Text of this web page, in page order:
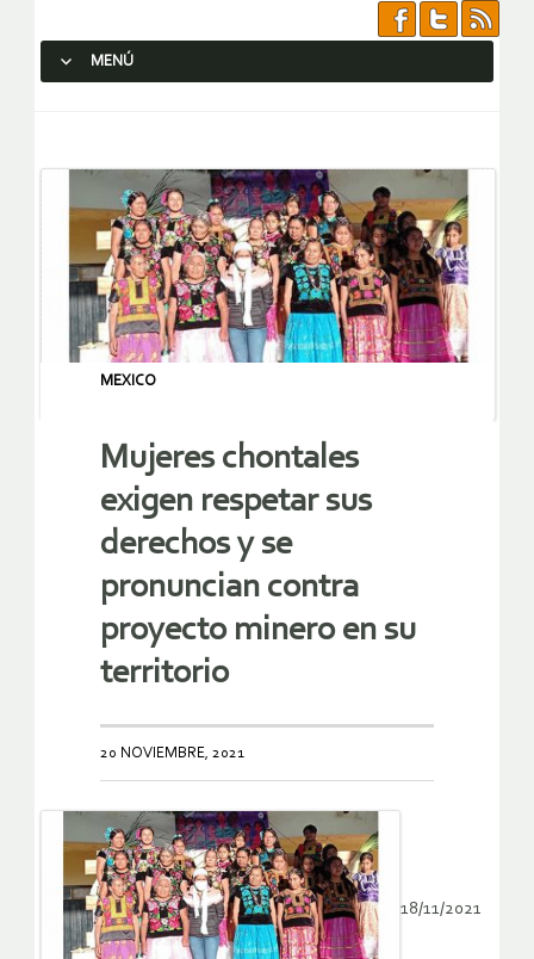
MENÚ
MEXICO
Mujeres chontales
exigen respetar sus
derechos y se
pronuncian contra
proyecto minero en su
territorio
20 NOVIEMBRE, 2021
18/11/2021